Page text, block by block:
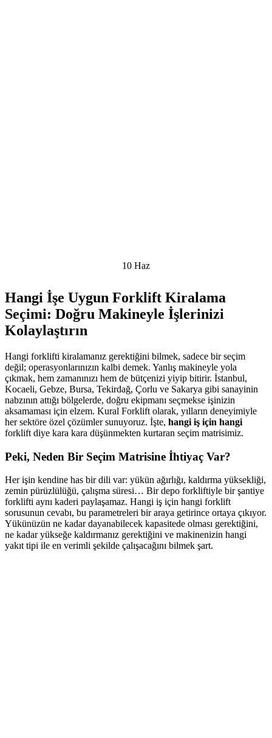
10 Haz
Hangi İşe Uygun Forklift Kiralama
Seçimi: Doğru Makineyle İşlerinizi
Kolaylaştırın
Hangi forklifti kiralamanız gerektiğini bilmek, sadece bir seçim
değil; operasyonlarınızın kalbi demek. Yanlış makineyle yola
çıkmak, hem zamanınızı hem de bütçenizi yiyip bitirir. İstanbul,
Kocaeli, Gebze, Bursa, Tekirdağ, Çorlu ve Sakarya gibi sanayinin
nabzının attığı bölgelerde, doğru ekipmanı seçmekse işinizin
aksamaması için elzem. Kural Forklift olarak, yılların deneyimiyle
her sektöre özel çözümler sunuyoruz. İşte, hangi iş için hangi
forklift diye kara kara düşünmekten kurtaran seçim matrisimiz.
Peki, Neden Bir Seçim Matrisine İhtiyaç Var?
Her işin kendine has bir dili var: yükün ağırlığı, kaldırma yüksekliği,
zemin pürüzlülüğü, çalışma süresi… Bir depo forkliftiyle bir şantiye
forklifti aynı kaderi paylaşamaz. Hangi iş için hangi forklift
sorusunun cevabı, bu parametreleri bir araya getirince ortaya çıkıyor.
Yükünüzün ne kadar dayanabilecek kapasitede olması gerektiğini,
ne kadar yükseğe kaldırmanız gerektiğini ve makinenizin hangi
yakıt tipi ile en verimli şekilde çalışacağını bilmek şart.